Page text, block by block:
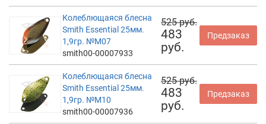
Колеблющаяся блесна
Smith Essential 25мм.
1,9гр. №M07
smith00-00007933
525 руб.
483
руб.
Предзаказ
Колеблющаяся блесна
Smith Essential 25мм.
1,9гр. №M10
smith00-00007936
525 руб.
483
руб.
Предзаказ